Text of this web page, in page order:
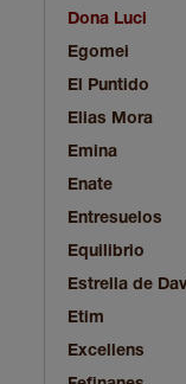
Dona Luci
Egomei
El Puntido
Elias Mora
Emina
Enate
Entresuelos
Equilibrio
Estrella de
Etim
Excellens